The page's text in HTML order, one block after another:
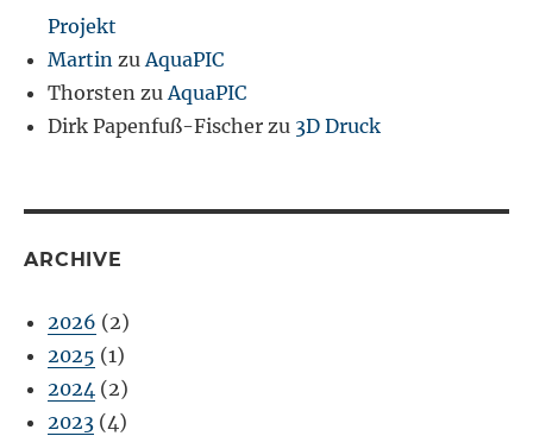
Projekt
Martin zuAquaPIC
Thorsten zuAquaPIC
Dirk Papenfuß-Fischer zu 3D Druck
ARCHIVE
2026 (2)
2025 (1)
2024 (2)
2023 (4)